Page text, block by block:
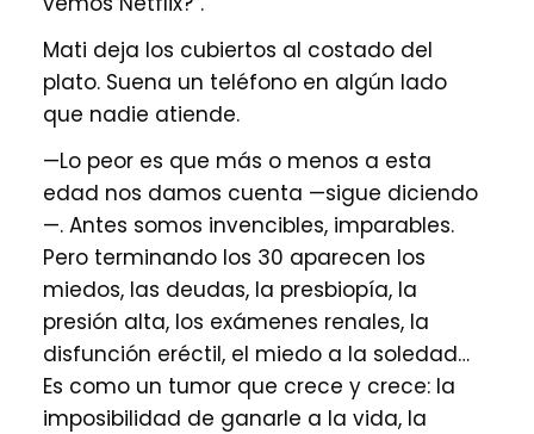
Mati deja los cubiertos al costado del
plato. Suena un teléfono en algún lado
que nadie atiende.
—Lo peor es que más o menos a esta
edad nos damos cuenta —sigue diciendo
—. Antes somos invencibles, imparables.
Pero terminando los 30 aparecen los
miedos, las deudas, la presbiopía, la
presión alta, los exámenes renales, la
disfunción eréctil, el miedo a la soledad…
Es como un tumor que crece y crece: la
imposibilidad de ganarle a la vida, la